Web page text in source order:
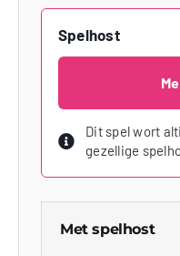
Spelhost
Dit spel wort
gezellige
Met spelhost